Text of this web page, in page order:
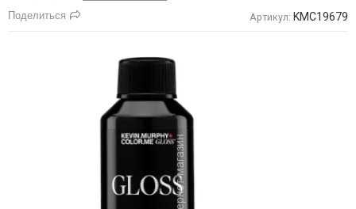
Поделиться Артикул: KMC19679